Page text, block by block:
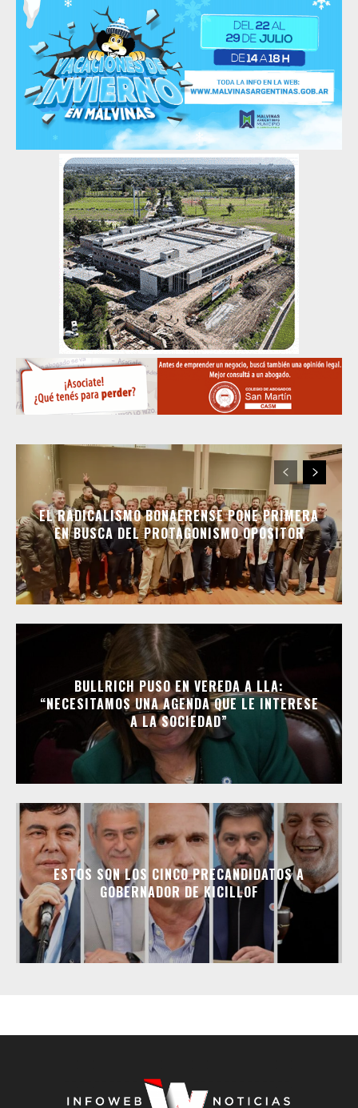
EL RADICALISMO BONAERENSE PONE PRIMERA
EN BUSCA DEL PROTAGONISMO OPOSITOR
BULLRICH PUSO EN VEREDA A LLA:
“NECESITAMOS UNA AGENDA QUE LE INTERESE
A LA SOCIEDAD”
ESTOS SON LOS CINCO PRECANDIDATOS A
GOBERNADOR DE KICILLOF